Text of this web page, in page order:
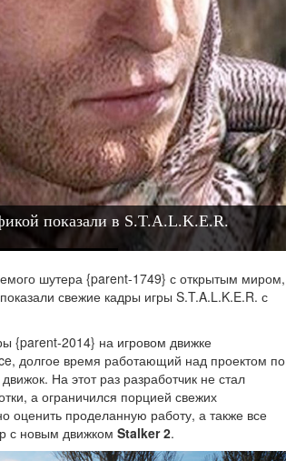
показали в S.T.A.L.K.E.R.
шутера {parent-1749} с открытым миром,
показали свежие кадры игры S.T.A.L.K.E.R. с
{parent-2014} на игровом движке
долгое время работающий над проектом по
На этот раз разработчик не стал
а ограничился порцией свежих
оценить проделанную работу, а также все
с новым движком Stalker 2.